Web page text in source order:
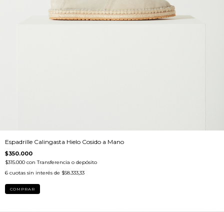
Espadrille Calingasta Hielo Cosido a Mano
$350.000
$315.000 con Transferencia o depósito
6 cuotas sin interés de $58.333,33
COMPRAR